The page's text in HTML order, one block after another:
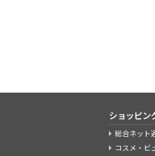
ショッピン
総合ネット
コスメ・ビ